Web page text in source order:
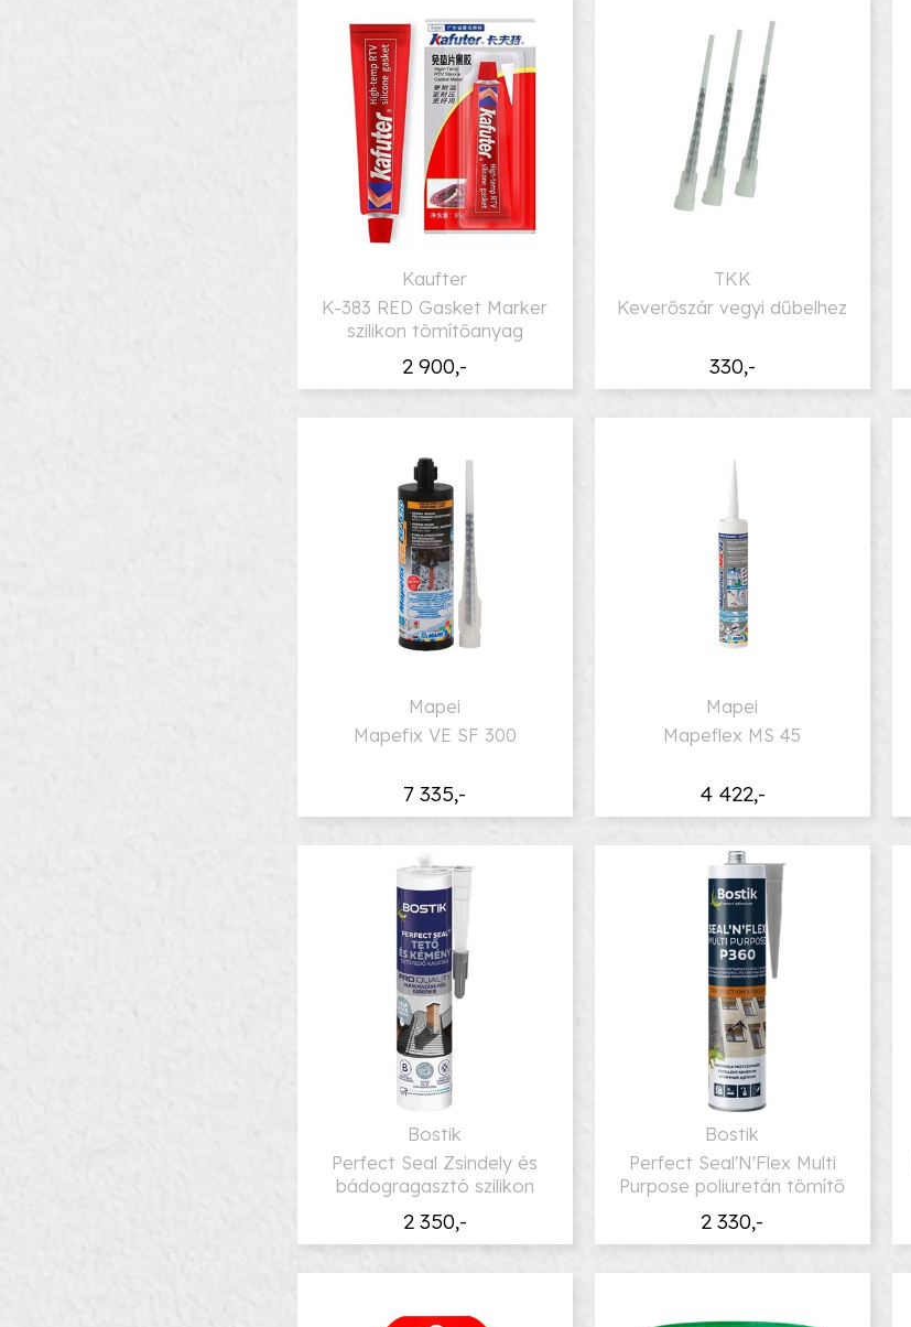
2 900,-
Kaufter
K-383 RED Gasket Marker
szilikon tömítőanyag
330,-
TKK
Keverőszár vegyi dűbelhez
7 335,-
Mapei
Mapefix VE SF 300
4 422,-
Mapei
Mapeflex MS 45
2 350,-
Bostik
Perfect Seal Zsindely és
bádogragasztó szilikon
2 330,-
Bostik
Perfect Seal'N'Flex Multi
Purpose poliuretán tömítő